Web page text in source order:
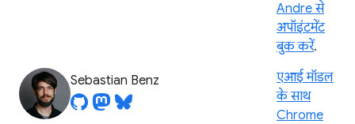
Andre से
अपॉइंटमेंट
बुक करें.
Sebastian Benz
एआई मॉडल
के साथ
Chrome